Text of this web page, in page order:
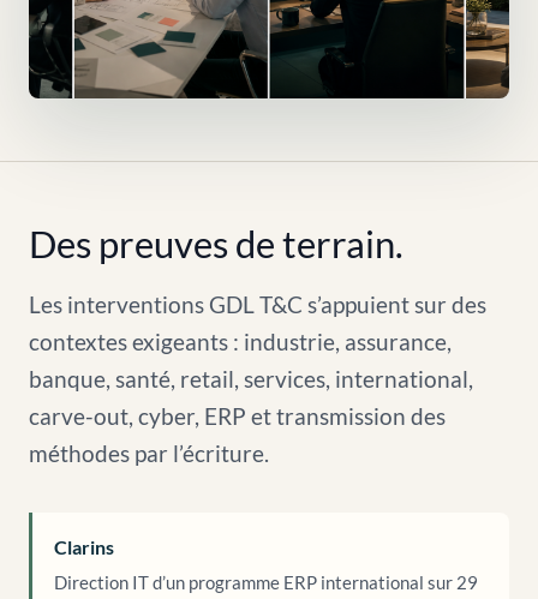
Des preuves de terrain.
Les interventions GDL T&C s’appuient sur des
contextes exigeants : industrie, assurance,
banque, santé, retail, services, international,
carve-out, cyber, ERP et transmission des
méthodes par l’écriture.
Clarins
Direction IT d’un programme ERP international sur 29